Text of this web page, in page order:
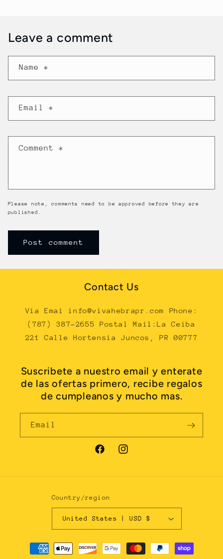
Leave a comment
Name *
Email*
Comment*
Please note, comments need to be approved before they are
published.
Contact Us
Via Emai info@vivahebrapr.com Phone:
(787) 387-2655 Postal Mail:La Ceiba
221 Calle Hortensia Juncos, PR 00777
Suscribete a nuestro email y enterate
de las ofertas primero, recibe regalos
de cumpleanos y mucho mas.
Email
FacebookInstagram
Country/region
United States | USD $
Payment
methods